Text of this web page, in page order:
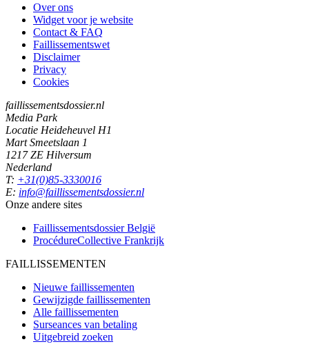
Over ons
Widget voor je website
Contact & FAQ
Faillissementswet
Disclaimer
Privacy
Cookies
faillissementsdossier.nl
Media Park
Locatie Heideheuvel H1
Mart Smeetslaan 1
1217 ZE Hilversum
Nederland
T: +31(0)85-3330016
E: info@faillissementsdossier.nl
Onze andere sites
Faillissementsdossier België
ProcédureCollective Frankrijk
FAILLISSEMENTEN
Nieuwe faillissementen
Gewijzigde faillissementen
Alle faillissementen
Surseances van betaling
Uitgebreid zoeken